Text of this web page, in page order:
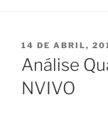
PUBLICADO
EM
14 DE ABRIL,
Análise
NVIVO